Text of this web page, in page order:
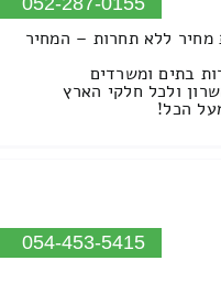
מחיר ללא תחרות – המחיר
בתים ומשרדים
ולכל חלקי הארץ
הכל!
054-453-5415